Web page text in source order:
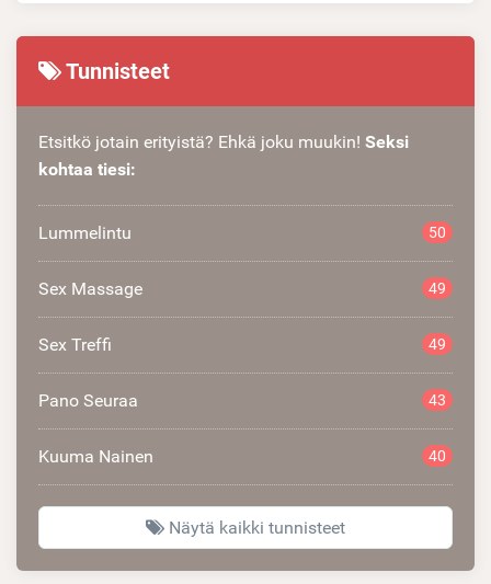
Tunnisteet
Etsitkö jotain erityistä? Ehkä joku muukin! Seksi
kohtaa tiesi:
Lummelintu 50
Sex Massage 49
Sex Treffi 49
Pano Seuraa 43
Kuuma Nainen 40
Näytä kaikki tunnisteet